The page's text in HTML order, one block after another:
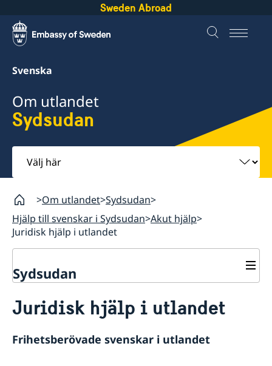
Sweden Abroad
Svenska
Om utlandet
Sydsudan
Välj
här
Om utlandet Sydsudan
Hjälp till svenskar i Sydsudan Akut hjälp
Juridisk hjälp i utlandet
Sydsudan
Hjälp till svenskar i Sydsudan
Pass i Sydsudan
Juridisk hjälp i utlandet
Frihetsberövade svenskar i utlandet